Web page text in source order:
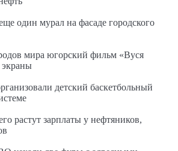
один мурал на фасаде городского
мира югорский фильм «Вуся
экраны
детский баскетбольный
растут зарплаты у нефтяников,